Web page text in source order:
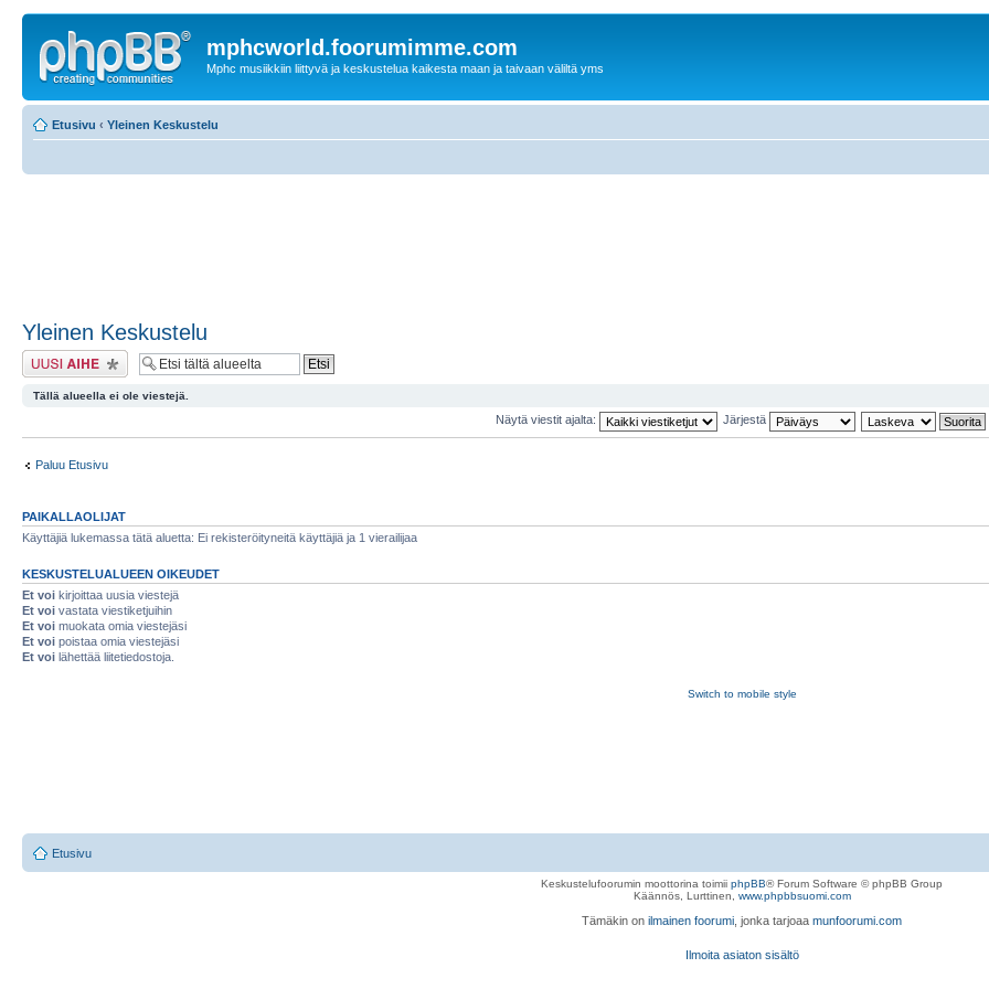
mphcworld.foorumimme.com
Mphc musiikkiin liittyvä ja keskustelua kaikesta maan ja taivaan väliltä yms
Etusivu ‹ Yleinen Keskustelu
Yleinen Keskustelu
Lähetä uusi viesti
Tällä alueella ei ole viestejä.
Näytä viestit ajalta: Järjestä
Paluu Etusivu
PAIKALLAOLIJAT
Käyttäjiä lukemassa tätä aluetta: Ei rekisteröityneitä käyttäjiä ja 1 vierailijaa
KESKUSTELUALUEEN OIKEUDET
Et voi kirjoittaa uusia viestejä
Et voi vastata viestiketjuihin
Et voi muokata omia viestejäsi
Et voi poistaa omia viestejäsi
Et voi lähettää liitetiedostoja.
Switch to mobile style
Etusivu
Keskustelufoorumin moottorina toimii phpBB® Forum Software © phpBB Group
Käännös, Lurttinen, www.phpbbsuomi.com
Tämäkin on ilmainen foorumi , jonka tarjoaa munfoorumi.com
Ilmoita asiaton sisältö